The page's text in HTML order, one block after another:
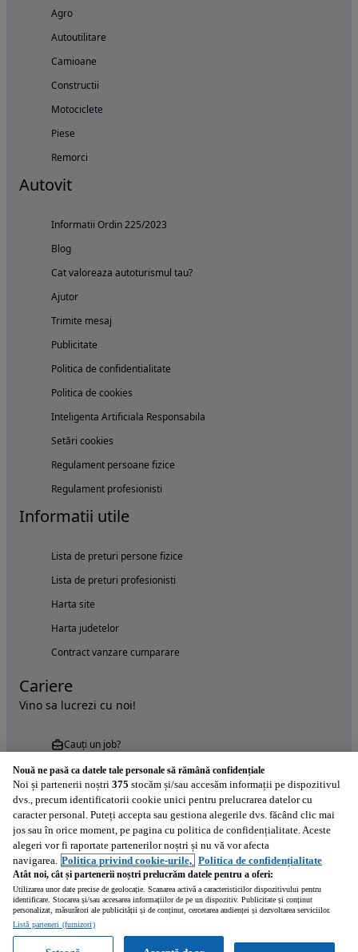
Agro
Autoutilitare
Camioane
Constructii
Motociclete
Piese
Remorci
Autovit
Informatii Ordin 225/2023
Blog
Cat valoreaza autoturismul tau?
Ajutor
Trimite mesaj
Publicitate
Politica de confidentialitate
Politica de cookies
Inteligenta Artificiala Responsabila
Setări cookies
Regulament persoane fizice
Regulament profesionisti
Informatii utile
Lista de preturi persone fizice
Lista de preturi profesionisti
Harta site
Harta judetelor
Contract vanzare cumparare
Cariere
Vino sa lucrezi cu noi!
Cauți un job?
Încearcă acum aplicația Autovit.ro
Nouă ne pasă ca datele tale personale să rămână confidențiale
Noi și partenerii noștri 375 stocăm și/sau accesăm informații pe dispozitivul
dvs., precum identificatorii cookie unici pentru prelucrarea datelor cu
caracter personal. Puteți accepta sau gestiona alegerile dvs. făcând clic mai
jos sau în orice moment, pe pagina cu politica de confidențialitate. Aceste
alegeri vor fi raportate partenerilor noștri și nu vă vor afecta
navigarea. Politica privind cookie-urile, Politica de confidențialitate
Atât noi, cât și partenerii noștri prelucrăm datele pentru a oferi:
Utilizarea unor date precise de geolocație. Scanarea activă a caracteristicilor dispozitivului pentru
identificare. Stocarea și/sau accesarea informațiilor de pe un dispozitiv. Publicitate și conținut
personalizat, măsurători ale publicității și de conținut, cercetarea audienței și dezvoltarea serviciilor.
Listă parteneri (furnizori)